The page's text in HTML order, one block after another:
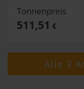
Tonnenpreis
511,51 €
Alle 3